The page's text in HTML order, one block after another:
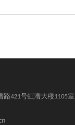
路421号虹漕大楼1105室